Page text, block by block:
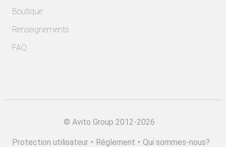
Boutique
Renseignements
FAQ
© Avito Group 2012-2026
Protection utilisateur • Réglement • Qui sommes-nous?